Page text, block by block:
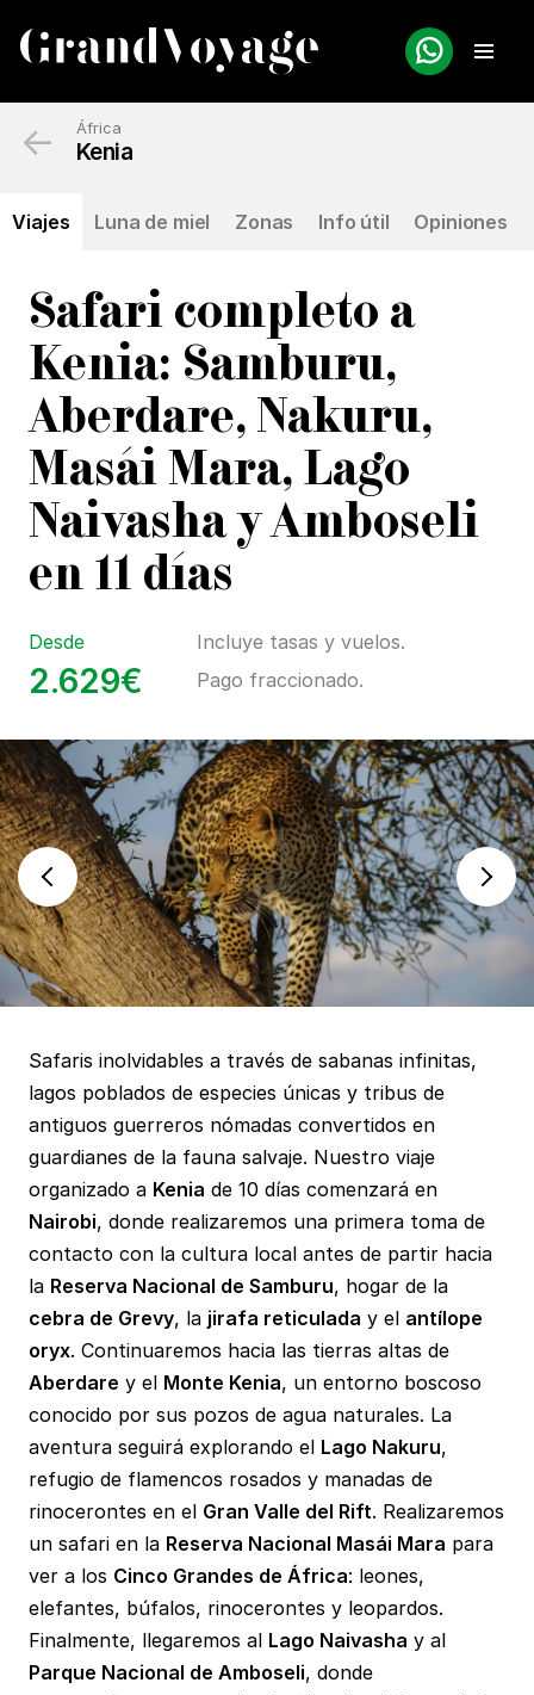
África
Kenia
Viajes Luna de miel Zonas Info útil Opiniones
←
Safari completo a
Kenia: Samburu,
Aberdare, Nakuru,
Masái Mara, Lago
Naivasha y Amboseli
en 11 días
Desde
2.629€
Incluye tasas y vuelos.
Pago fraccionado.
Safaris inolvidables a través de sabanas infinitas,
lagos poblados de especies únicas y tribus de
antiguos guerreros nómadas convertidos en
guardianes de la fauna salvaje. Nuestro viaje
organizado a Kenia de 10 días comenzará en
Nairobi, donde realizaremos una primera toma de
contacto con la cultura local antes de partir hacia
la Reserva Nacional de Samburu, hogar de la
cebra de Grevy, la jirafa reticulada y el antílope
oryx. Continuaremos hacia las tierras altas de
Aberdare y el Monte Kenia, un entorno boscoso
conocido por sus pozos de agua naturales. La
aventura seguirá explorando el Lago Nakuru,
refugio de flamencos rosados y manadas de
rinocerontes en el Gran Valle del Rift. Realizaremos
un safari en la Reserva Nacional Masái Mara para
ver a los Cinco Grandes de África: leones,
elefantes, búfalos, rinocerontes y leopardos.
Finalmente, llegaremos al Lago Naivasha y al
Parque Nacional de Amboseli, donde